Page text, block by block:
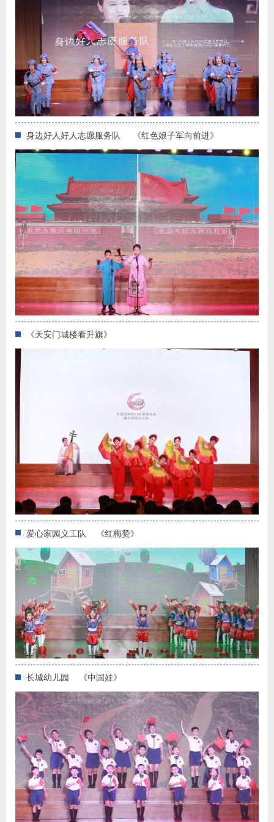
身边好人好人志愿服务队 《红色娘子军向前进》
《天安门城楼看升旗》
爱心家园义工队 《红梅赞》
长城幼儿园 《中国娃》